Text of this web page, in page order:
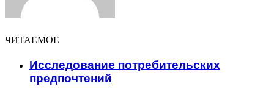
ЧИТАЕМОЕ
Исследование потребительских
предпочтений